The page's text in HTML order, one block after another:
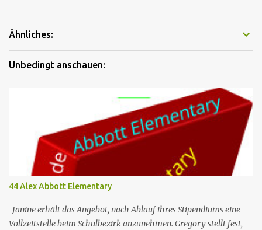
Ähnliches:
Unbedingt anschauen:
44 Alex Abbott Elementary
Janine erhält das Angebot, nach Ablauf ihres Stipendiums eine
Vollzeitstelle beim Schulbezirk anzunehmen. Gregory stellt fest,